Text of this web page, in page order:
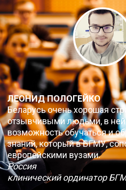
ЛЕОНИД ПОЛОГЕЙКО
Беларусь очень хорошая
отзывчивыми людьми, в ней
возможность обучаться и
знаний, который в БГМУ,
европейскими вузами.
Россия
клинический ординатор